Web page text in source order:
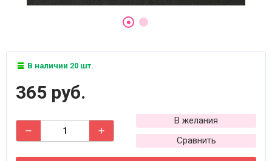
В наличии 20 шт.
365 руб.
В желания
Сравнить